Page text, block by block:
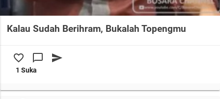
Kalau Sudah Berihram, Bukalah Topengmu
favorite_border chat_bubble_outline send
1 Suka